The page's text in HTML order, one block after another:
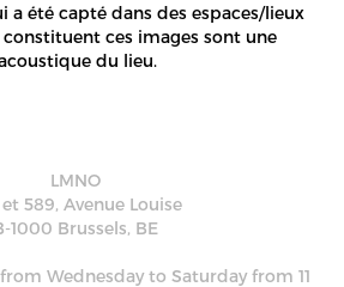
a été capté dans des espaces/lieux
ces images sont une
du lieu.
LMNO
589, Avenue Louise
1000 Brussels, BE
Wednesday to Saturday from 11